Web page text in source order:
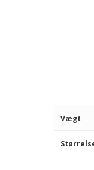
Vægt